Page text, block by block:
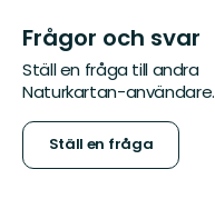
Frågor och svar
Ställ en fråga till andra
Naturkartan-användare.
Ställ en fråga